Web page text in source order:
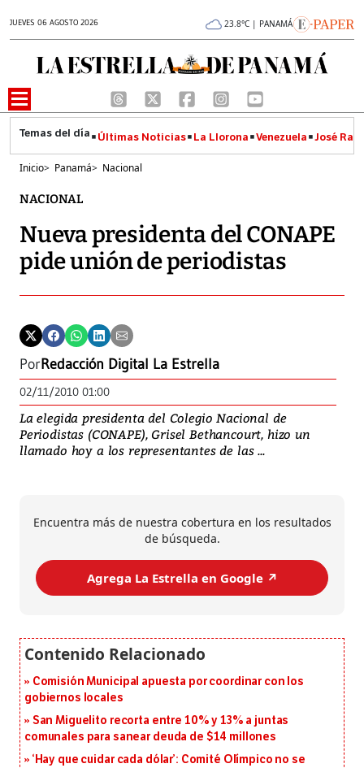
JUEVES 06 AGOSTO 2026 23.8°C | PANAMÁ
Últimas Noticias La Llorona Venezuela José
Inicio> Panamá> Nacional
NACIONAL
Nueva presidenta del CONAPE
pide unión de periodistas
PorRedacción Digital La Estrella
02/11/2010 01:00
La elegida presidenta del Colegio Nacional de
Periodistas (CONAPE), Grisel Bethancourt, hizo un
llamado hoy a los representantes de las ...
Encuentra más de nuestra cobertura en los resultados
de búsqueda.
Agrega La Estrella en Google ↗️
Comisión Municipal apuesta por coordinar con los
gobiernos locales
San Miguelito recorta entre 10% y 13% a juntas
comunales para sanear deuda de $14 millones
‘Hay que cuidar cada dólar’: Comité Olímpico no se